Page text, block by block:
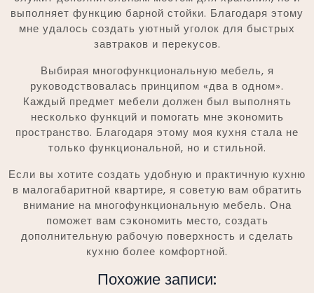
выполняет функцию барной стойки. Благодаря этому
мне удалось создать уютный уголок для быстрых
завтраков и перекусов.
Выбирая многофункциональную мебель, я
руководствовалась принципом «два в одном».
Каждый предмет мебели должен был выполнять
несколько функций и помогать мне экономить
пространство. Благодаря этому моя кухня стала не
только функциональной, но и стильной.
Если вы хотите создать удобную и практичную кухню
в малогабаритной квартире, я советую вам обратить
внимание на многофункциональную мебель. Она
поможет вам сэкономить место, создать
дополнительную рабочую поверхность и сделать
кухню более комфортной.
Похожие записи: